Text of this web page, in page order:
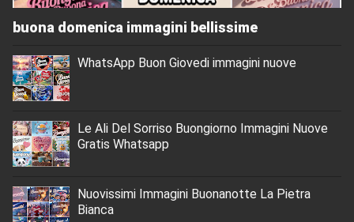
buona domenica immagini bellissime
WhatsApp Buon Giovedi immagini nuove
Le Ali Del Sorriso Buongiorno Immagini Nuove
Gratis Whatsapp
Nuovissimi Immagini Buonanotte La Pietra
Bianca